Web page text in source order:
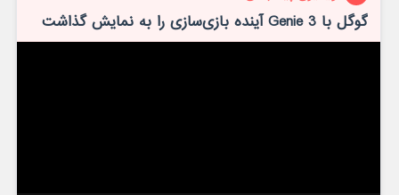
گوگل با Genie 3 آینده بازی‌سازی را به نمایش گذاشت